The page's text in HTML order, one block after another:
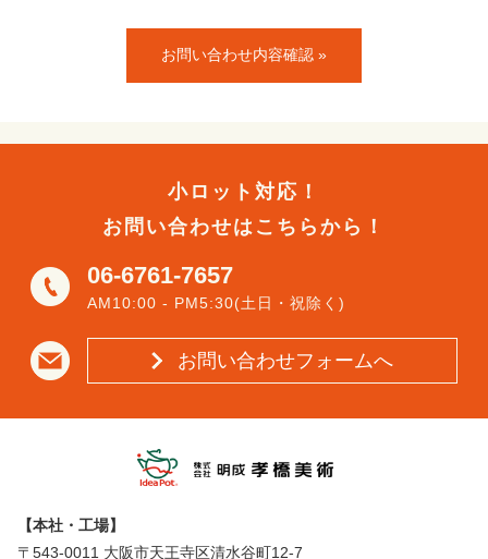
小ロット対応！
お問い合わせはこちらから！
06-6761-7657
AM10:00 - PM5:30(土日・祝除く)
お問い合わせフォームへ
【本社・工場】
〒543-0011 大阪市天王寺区清水谷町12-7